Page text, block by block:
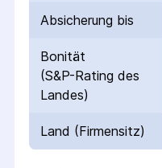
Absicherung bis
Bonität
(S&P-Rating des
Landes)
Land (Firmensitz)